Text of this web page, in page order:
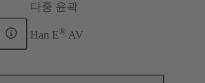
다중 윤곽
Han E® AV